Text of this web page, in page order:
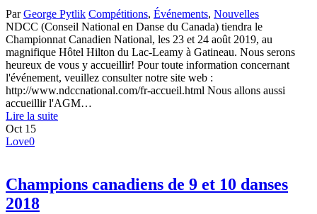
Par George Pytlik Compétitions, Événements, Nouvelles
NDCC (Conseil National en Danse du Canada) tiendra le
Championnat Canadien National, les 23 et 24 août 2019, au
magnifique Hôtel Hilton du Lac-Leamy à Gatineau. Nous serons
heureux de vous y accueillir! Pour toute information concernant
l'événement, veuillez consulter notre site web :
http://www.ndccnational.com/fr-accueil.html Nous allons aussi
accueillir l'AGM…
Lire la suite
Oct 15
Love0
Champions canadiens de 9 et 10 danses
2018